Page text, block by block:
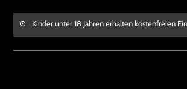
Kinder unter 18 Jahren erhalten kostenfreien